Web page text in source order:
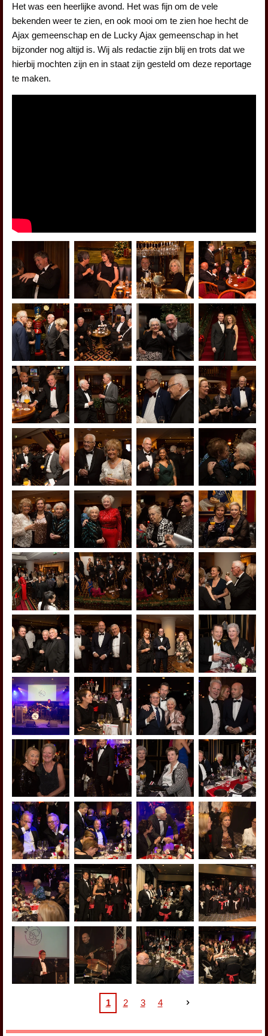
Het was een heerlijke avond. Het was fijn om de vele
bekenden weer te zien, en ook mooi om te zien hoe hecht de
Ajax gemeenschap en de Lucky Ajax gemeenschap in het
bijzonder nog altijd is. Wij als redactie zijn blij en trots dat we
hierbij mochten zijn en in staat zijn gesteld om deze reportage
te maken.
1 2 3 4